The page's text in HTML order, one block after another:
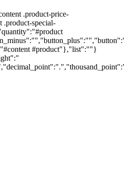
.product-price-
.product-special-
#product"},"list":""}